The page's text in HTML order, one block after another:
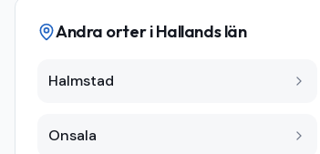
Andra orter iHallands län
Halmstad
Onsala